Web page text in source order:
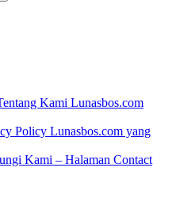
Kami Lunasbos.com
Policy Lunasbos.com yang
Kami – Halaman Contact